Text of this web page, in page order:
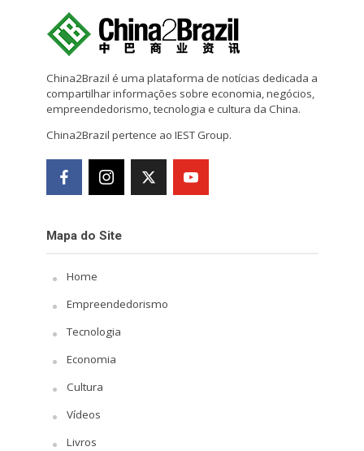
China2Brazil é uma plataforma de notícias dedicada a
compartilhar informações sobre economia, negócios,
empreendedorismo, tecnologia e cultura da China.
China2Brazil pertence ao IEST Group.
Mapa do Site
Home
Empreendedorismo
Tecnologia
Economia
Cultura
Vídeos
Livros